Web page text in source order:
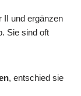
II und ergänzen
Sie sind oft
, entschied sie